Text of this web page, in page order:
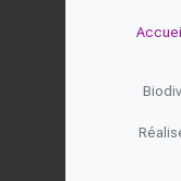
Accueil